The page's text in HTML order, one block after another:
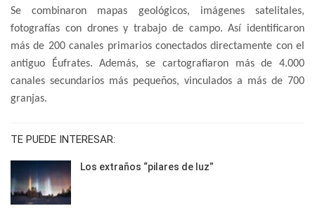
Se combinaron mapas geológicos, imágenes satelitales,
fotografías con drones y trabajo de campo. Así identificaron
más de 200 canales primarios conectados directamente con el
antiguo Éufrates. Además, se cartografiaron más de 4.000
canales secundarios más pequeños, vinculados a más de 700
granjas.
TE PUEDE INTERESAR:
Los extraños “pilares de luz”